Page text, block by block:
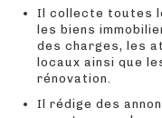
Il collecte toutes
les biens
des charges, les
locaux ainsi que
rénovation.
Il rédige des